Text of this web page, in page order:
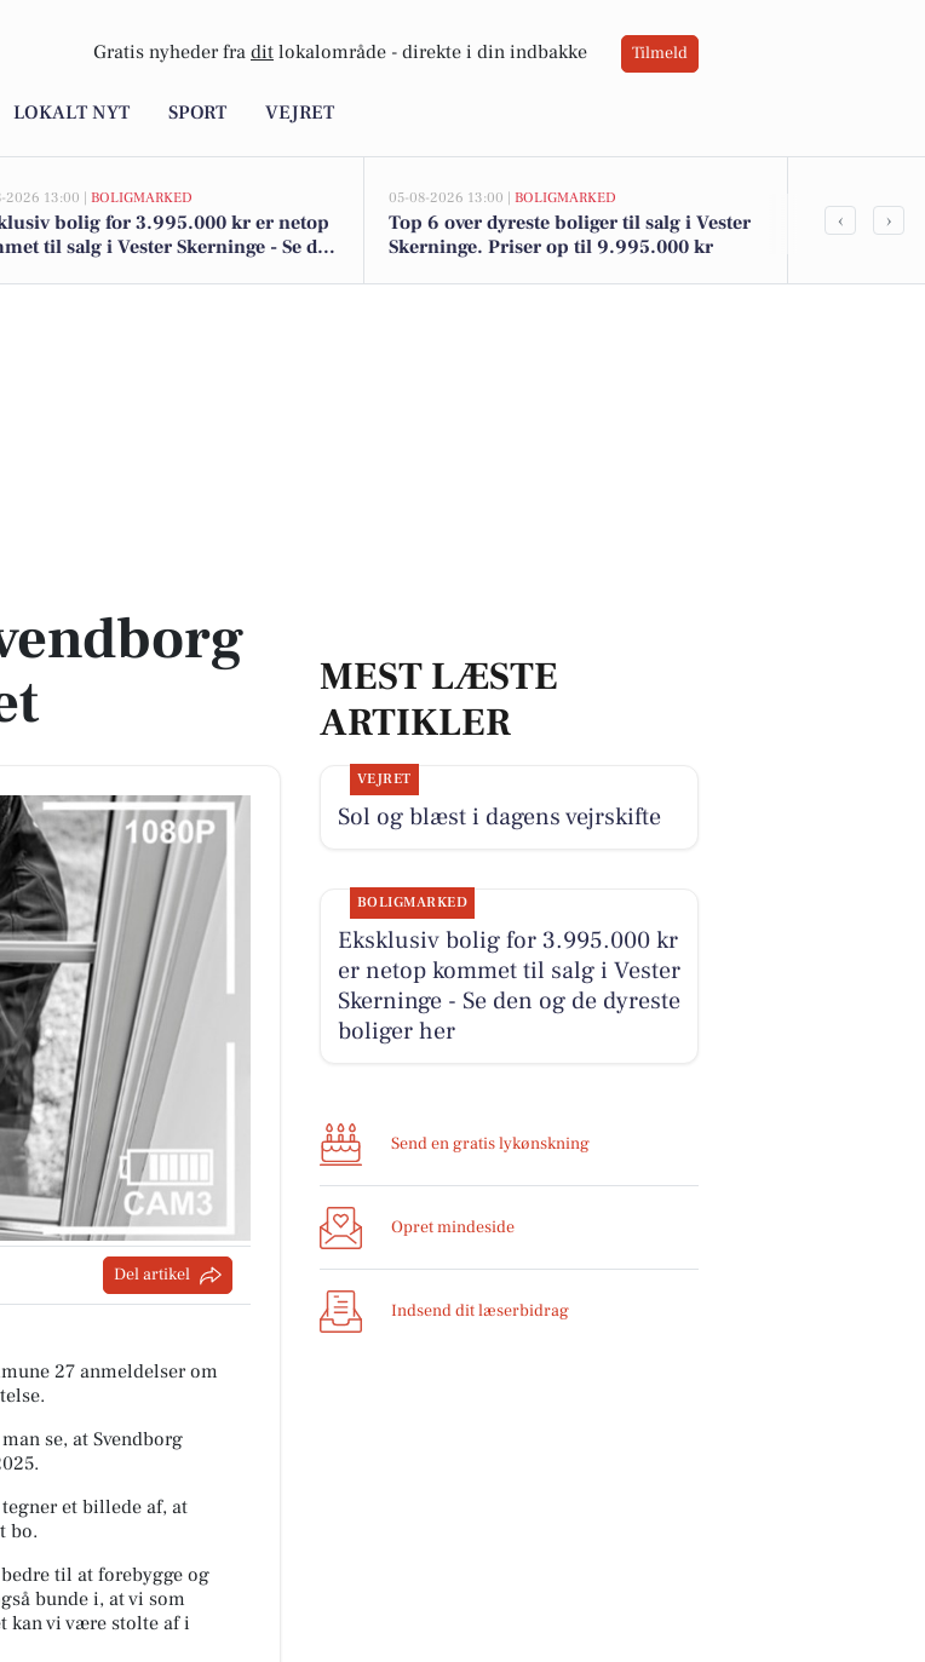
Gratis nyheder fra dit lokalområde - direkte i din indbakke Tilmeld
LOKALT NYT SPORT VEJRET
2026 13:00 | BOLIGMARKED
bolig for 3.995.000 kr er netop
til salg i Vester Skerninge - Se den
05-08-2026 13:00 | BOLIGMARKED
Top 6 over dyreste boliger til salg i Vester
Skerninge. Priser op til 9.995.000 kr
Spier PS
‹ ›
Del artikel
27 anmeldelser om
se, at Svendborg
et billede af, at
bo.
til at forebygge og
bunde i, at vi som
kan vi være stolte af i
MEST LÆSTE
ARTIKLER
VEJRET
Sol og blæst i dagens vejrskifte
BOLIGMARKED
Eksklusiv bolig for 3.995.000 kr
er netop kommet til salg i Vester
Skerninge - Se den og de dyreste
boliger her
Send en gratis lykønskning
Opret mindeside
Indsend dit læserbidrag